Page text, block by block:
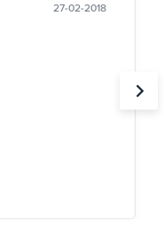
27-02-2018